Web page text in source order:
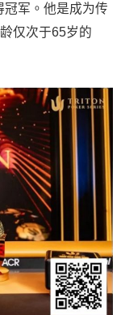
冠军。他是成为传
仅次于65岁的